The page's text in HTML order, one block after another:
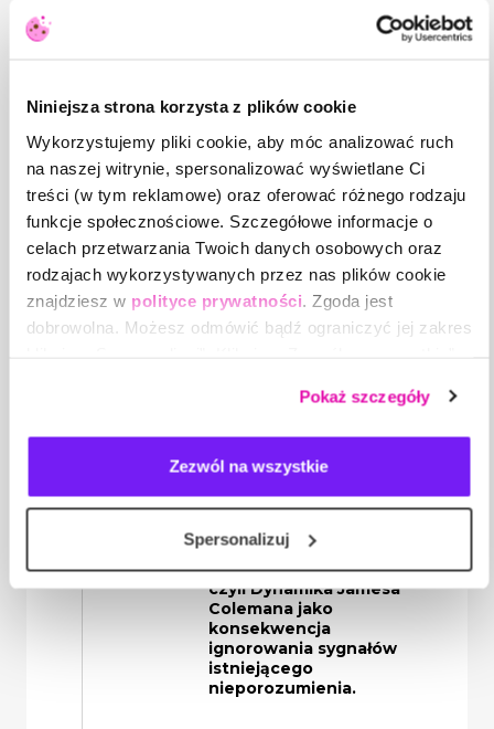
Niniejsza strona korzysta z plików cookie
Wykorzystujemy pliki cookie, aby móc analizować ruch
na naszej witrynie, spersonalizować wyświetlane Ci
treści (w tym reklamowe) oraz oferować różnego rodzaju
funkcje społecznościowe. Szczegółowe informacje o
celach przetwarzania Twoich danych osobowych oraz
rodzajach wykorzystywanych przez nas plików cookie
znajdziesz w polityce prywatności . Zgoda jest
dobrowolna. Możesz odmówić bądź ograniczyć jej zakres
a także na przetwarzanie Twoich danych osobowych.
Pokaż szczegóły
Zezwól na wszystkie
Spersonalizuj
Dowiesz się, co możesz zrobić w swoim
wskazówki jak sygnalizować dyskomfort i
porozumień po to, by szybciej radzić sobie
z problemami, by koncentrować się na
rozwiązaniach zamiast blokadach, oraz być
dla siebie wsparciem.
Program:
Część: dynamika zapętlania się
sytuacji konfliktowych.
organizacji.
Symptomy, które
powinny obudzić Twoją
czujność oraz metody
reakcji.
Efekt kuli śniegowej,
czyli Dynamika Jamesa
Colemana jako
konsekwencja
ignorowania sygnałów
istniejącego
nieporozumienia.